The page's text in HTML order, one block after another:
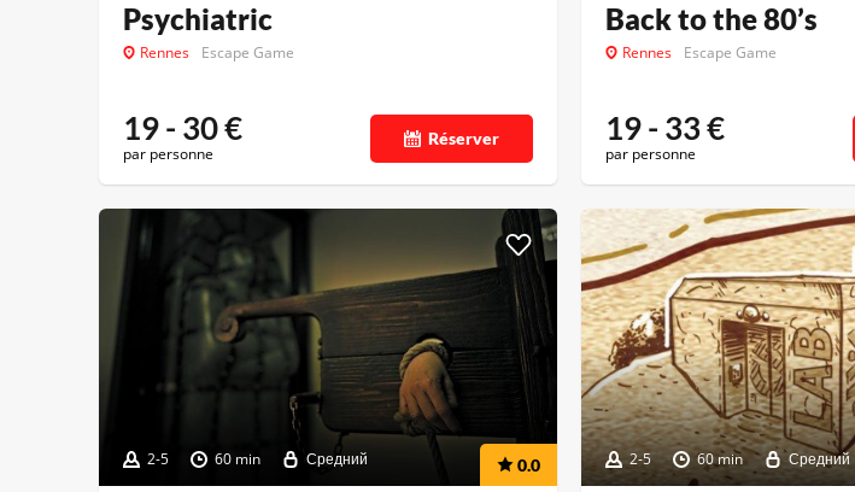
Psychiatric
Rennes Escape Game
19 - 30€
par personne
Réserver
Back to the 80’s
Rennes Escape Game
19 - 33€
par personne
2-5 60 min Средний 0.0 2-5 60 min Средний